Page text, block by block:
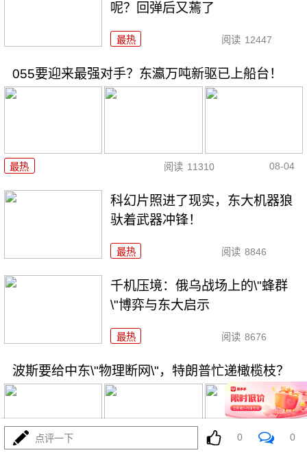
呢？回弹后又蔫了
最热 阅读 12447
055要迎来最强对手？东瀛万吨新驱已上船台！
最热 阅读 11310 08-04
科幻片照进了现实，东大机器狼
驮着武器冲锋！
最热 阅读 8846
千机压境：俄乌战场上的\"蜂群
\"博弈与东大启示
最热 阅读 8676
波斯要给中东\"物理断网\"，特朗普忙递橄榄枝？
点评一下 0 0